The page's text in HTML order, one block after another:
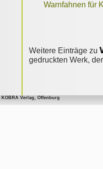
Warnfahnen für
Weitere Einträge zu
gedruckten Werk,
Verlag, Offenburg